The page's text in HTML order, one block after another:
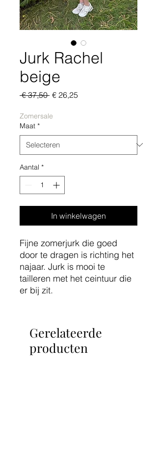
Jurk Rachel
beige
€ 37,50 Normale
€ 26,25
Zomersale
Maat *
Aantal *
In winkelwagen
Fijne zomerjurk die goed
door te dragen is richting het
najaar. Jurk is mooi te
tailleren met het ceintuur die
er bij zit.
Gerelateerde
producten